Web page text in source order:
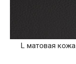
L матовая кожа